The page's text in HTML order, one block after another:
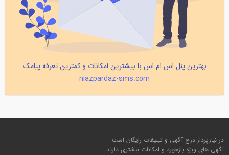
بهترین پنل اس ام اس با بیشترین امکانات و کمترین تعرفه پیامک
niazpardaz-sms.com
در نیازپرداز درج آگهی و تبلیغات رایگان است
آگهی های ویژه بازخورد و امکانات بیشتری دارند.